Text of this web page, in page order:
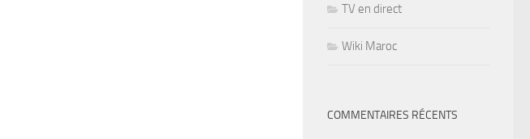
TV en direct
Wiki Maroc
COMMENTAIRES RÉCENTS